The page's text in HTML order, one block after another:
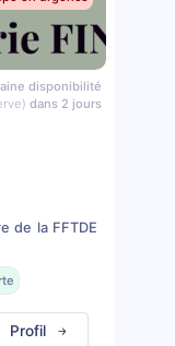
disponibilité
dans 2 jours
de la FFTDE
Profil